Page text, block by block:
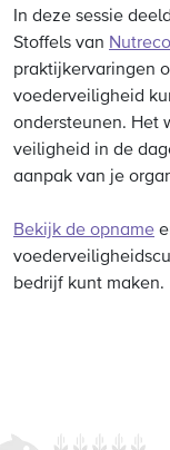
In deze sessie
Stoffels van Nutreco
praktijkervaringen
voederveiligheid
ondersteunen. Het
veiligheid in de
aanpak van je
Bekijk de opname
bedrijf kunt maken.